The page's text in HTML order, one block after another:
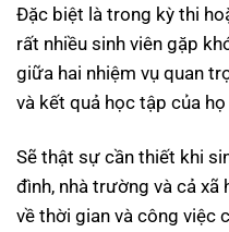
Đặc biệt là trong kỳ thi
rất nhiều sinh viên gặp
giữa hai nhiệm vụ quan
và kết quả học tập của
Sẽ thật sự cần thiết khi
đình, nhà trường và cả
về thời gian và công việc